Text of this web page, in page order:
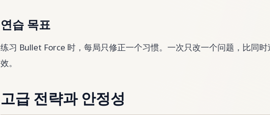
연습 목표
练习 Bullet Force 时，每局只修正一个习惯。一次只改一个问题，比同
效。
고급 전략과 안정성